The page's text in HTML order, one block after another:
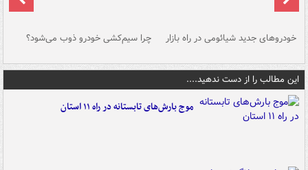
خودروهای جدید شیائومی در راه بازار چرا سیم‌کشی خودرو ذوب می‌شود؟
این مطالب را از دست ندهید....
موج بارش‌های تابستانه در راه ۱۱ استان